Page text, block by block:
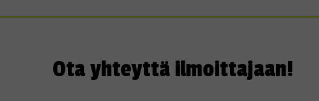
Ota yhteyttä ilmoittajaan!